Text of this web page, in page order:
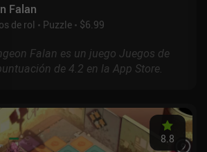
Falan
de rol Puzzle $6.99
Falan es un juego Juegos de
de con puntuación de 4.2 en la App Store.
8.8